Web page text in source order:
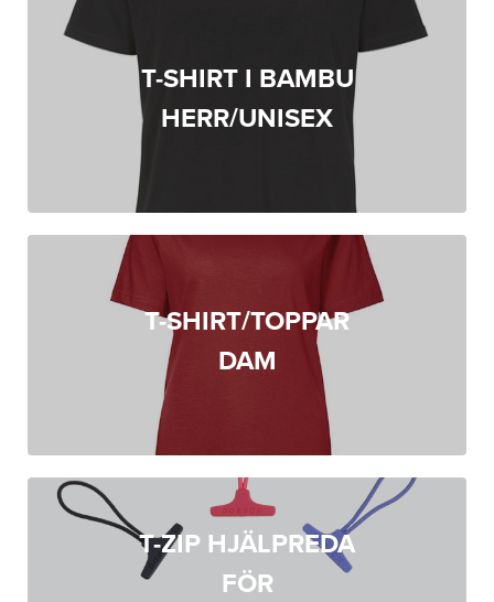
T-SHIRT I BAMBU
HERR/UNISEX
T-SHIRT/TOPPAR
DAM
T-ZIP HJÄLPREDA
FÖR